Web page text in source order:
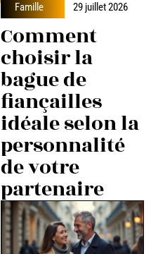
Famille 29 juillet 2026
Comment
choisir la
bague de
fiançailles
idéale selon la
personnalité
de votre
partenaire